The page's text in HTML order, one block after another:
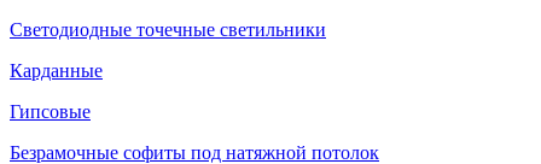
Светодиодные точечные светильники
Карданные
Гипсовые
Безрамочные софиты под натяжной потолок